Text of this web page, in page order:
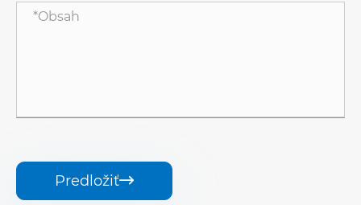
Predložiť